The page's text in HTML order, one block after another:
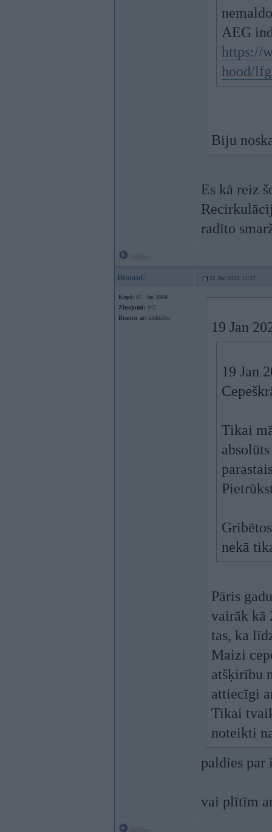
AEG
https://
hood/
Biju
Es kā reiz
radīto
DimanC 22. Jan 2023, 11:27
Kopš: 07. Jan 2004
Ziņojumi: 342
Braucu ar: elektrību
19 Jan
19 Jan
Tikai
nekā
Pāris
vairāk kā
tas, ka
Maizi
atšķirību
attiecīgi
Tikai
noteikti
paldies
vai plītīm